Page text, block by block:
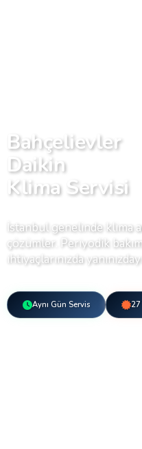
Bahçelievler
Daikin
Klima Servisi
İstanbul genelinde klima
çözümler. Periyodik
ihtiyaçlarınızda
Aynı Gün Servis 27